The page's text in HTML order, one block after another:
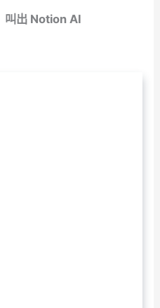
叫出 Notion AI